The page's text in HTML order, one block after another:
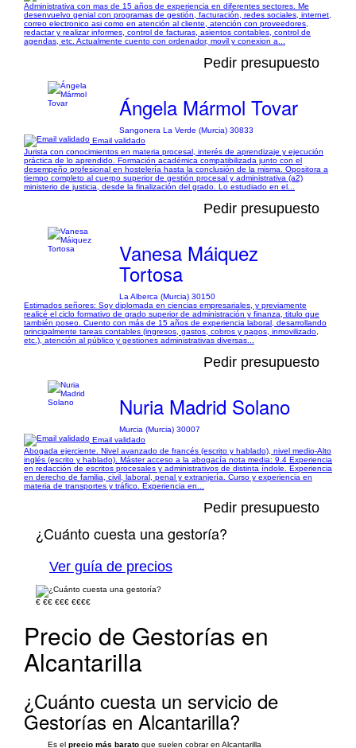
Administrativa con mas de 15 años de experiencia en diferentes sectores. Me
desenvuelvo genial con programas de gestión, facturación, redes sociales, internet,
correo electronico asi como en atención al cliente, atención con proveedores,
redactar y realizar informes, control de facturas, asientos contables, control de
agendas, etc. Actualmente cuento con ordenador, movil y conexion a...
Pedir presupuesto
Ángela Mármol Tovar
Sangonera La Verde (Murcia) 30833
Email validado
Jurista con conocimientos en materia procesal, interés de aprendizaje y ejecución
práctica de lo aprendido. Formación académica compatibilizada junto con el
desempeño profesional en hostelería hasta la conclusión de la misma. Opositora a
tiempo completo al cuerpo superior de gestión procesal y administrativa (a2)
ministerio de justicia, desde la finalización del grado. Lo estudiado en el...
Pedir presupuesto
Vanesa Máiquez
Tortosa
La Alberca (Murcia) 30150
Estimados señores: Soy diplomada en ciencias empresariales, y previamente
realicé el ciclo formativo de grado superior de administración y finanza, titulo que
también poseo. Cuento con más de 15 años de experiencia laboral, desarrollando
principalmente tareas contables (ingresos, gastos, cobros y pagos, inmovilizado,
etc.), atención al público y gestiones administrativas diversas...
Pedir presupuesto
Nuria Madrid Solano
Murcia (Murcia) 30007
Email validado
Abogada ejerciente. Nivel avanzado de francés (escrito y hablado), nivel medio-Alto
inglés (escrito y hablado). Máster acceso a la abogacía nota media: 9.4 Experiencia
en redacción de escritos procesales y administrativos de distinta índole. Experiencia
en derecho de familia, civil, laboral, penal y extranjería. Curso y experiencia en
materia de transportes y tráfico. Experiencia en...
Pedir presupuesto
¿Cuánto cuesta una gestoría?
Ver guía de precios
€ €€ €€€ €€€€
Precio de Gestorías en
Alcantarilla
¿Cuánto cuesta un servicio de
Gestorías en Alcantarilla?
Es el precio más barato que suelen cobrar en Alcantarilla